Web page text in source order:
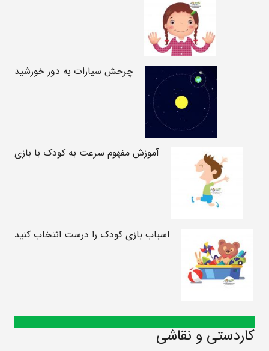
چرخش سیارات به دور خورشید
آموزش مفهوم سرعت به کودک با بازی
اسباب بازی کودک را درست انتخاب کنید
کاردستی و نقاشی